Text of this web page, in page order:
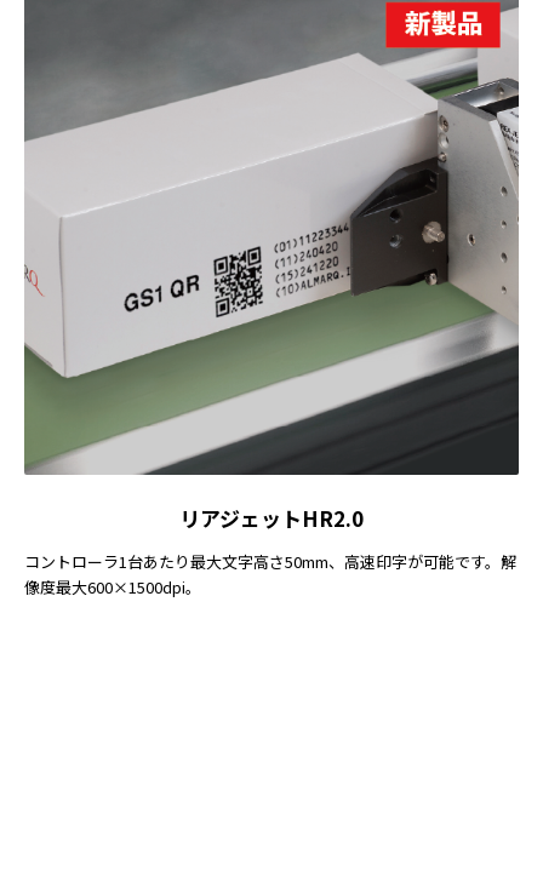
リアジェットHR2.0
コントローラ1台あたり最大文字高さ50mm、高速印字が可能です。解
像度最大600×1500dpi。